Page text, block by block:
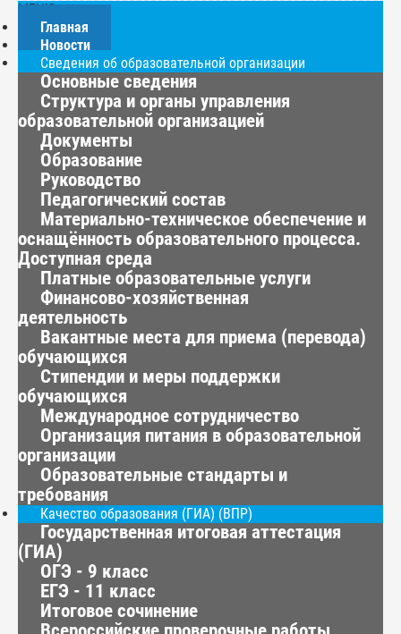
МЕНЮ
Главная
Новости
Сведения об образовательной организации
Основные сведения
Структура и органы управления
образовательной организацией
Документы
Образование
Руководство
Педагогический состав
Материально-техническое обеспечение и
оснащённость образовательного процесса.
Доступная среда
Платные образовательные услуги
Финансово-хозяйственная
деятельность
Вакантные места для приема (перевода)
обучающихся
Стипендии и меры поддержки
обучающихся
Международное сотрудничество
Организация питания в образовательной
организации
Образовательные стандарты и
требования
Качество образования (ГИА) (ВПР)
Государственная итоговая аттестация
(ГИА)
ОГЭ - 9 класс
ЕГЭ - 11 класс
Итоговое сочинение